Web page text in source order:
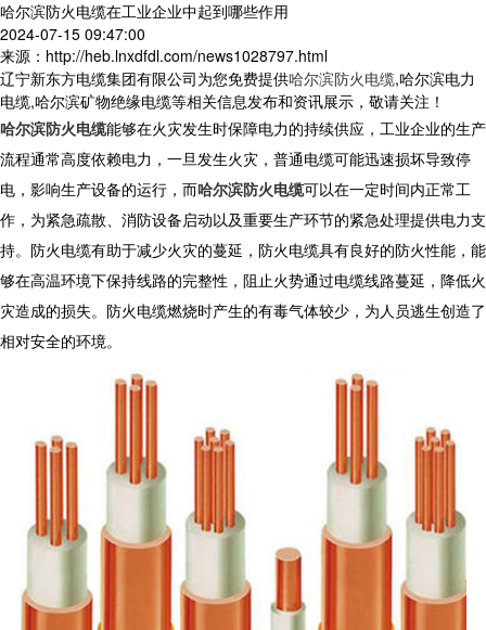
哈尔滨防火电缆在工业企业中起到哪些作用
2024-07-15 09:47:00
来源：http://heb.lnxdfdl.com/news1028797.html
辽宁新东方电缆集团有限公司为您免费提供哈尔滨防火电缆,哈尔滨电力
电缆,哈尔滨矿物绝缘电缆等相关信息发布和资讯展示，敬请关注！
哈尔滨防火电缆能够在火灾发生时保障电力的持续供应，工业企业的生产
流程通常高度依赖电力，一旦发生火灾，普通电缆可能迅速损坏导致停
电，影响生产设备的运行，而哈尔滨防火电缆可以在一定时间内正常工
作，为紧急疏散、消防设备启动以及重要生产环节的紧急处理提供电力支
持。防火电缆有助于减少火灾的蔓延，防火电缆具有良好的防火性能，能
够在高温环境下保持线路的完整性，阻止火势通过电缆线路蔓延，降低火
灾造成的损失。防火电缆燃烧时产生的有毒气体较少，为人员逃生创造了
相对安全的环境。